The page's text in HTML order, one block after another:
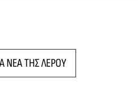
ΝΕΑ ΤΗΣ ΛΕΡΟΥ